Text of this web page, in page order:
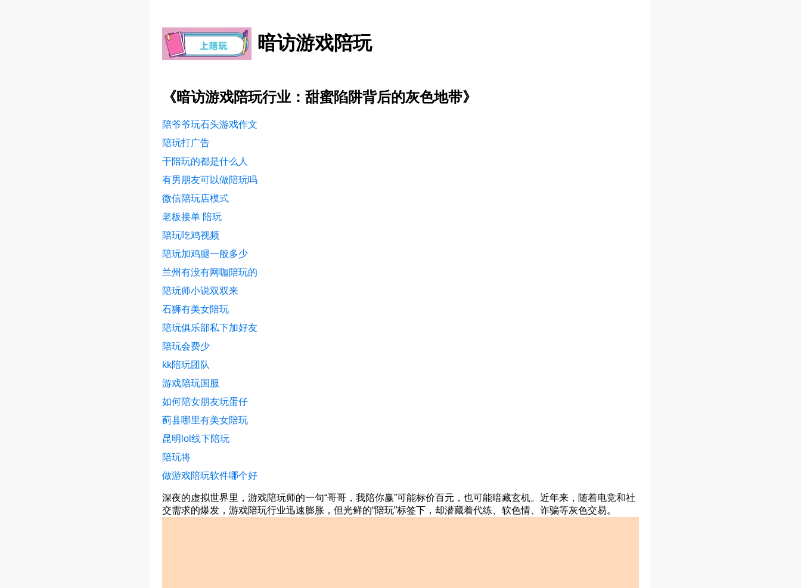
暗访游戏陪玩
《暗访游戏陪玩行业：甜蜜陷阱背后的灰色地带》
陪爷爷玩石头游戏作文
陪玩打广告
干陪玩的都是什么人
有男朋友可以做陪玩吗
微信陪玩店模式
老板接单 陪玩
陪玩吃鸡视频
陪玩加鸡腿一般多少
兰州有没有网咖陪玩的
陪玩师小说双双来
石狮有美女陪玩
陪玩俱乐部私下加好友
陪玩会费少
kk陪玩团队
游戏陪玩国服
如何陪女朋友玩蛋仔
蓟县哪里有美女陪玩
昆明lol线下陪玩
陪玩将
做游戏陪玩软件哪个好
深夜的虚拟世界里，游戏陪玩师的一句“哥哥，我陪你赢”可能标价百元，也可能暗藏玄机。近年来，随着电竞和社
交需求的爆发，游戏陪玩行业迅速膨胀，但光鲜的“陪玩”标签下，却潜藏着代练、软色情、诈骗等灰色交易。